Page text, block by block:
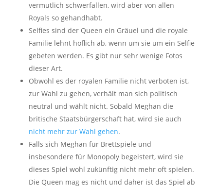
vermutlich schwerfallen, wird aber von allen
Royals so gehandhabt.
Selfies sind der Queen ein Gräuel und die royale
Familie lehnt höflich ab, wenn um sie um ein Selfie
gebeten werden. Es gibt nur sehr wenige Fotos
dieser Art.
Obwohl es der royalen Familie nicht verboten ist,
zur Wahl zu gehen, verhält man sich politisch
neutral und wählt nicht. Sobald Meghan die
britische Staatsbürgerschaft hat, wird sie auch
nicht mehr zur Wahl gehen.
Falls sich Meghan für Brettspiele und
insbesondere für Monopoly begeistert, wird sie
dieses Spiel wohl zukünftig nicht mehr oft spielen.
Die Queen mag es nicht und daher ist das Spiel ab